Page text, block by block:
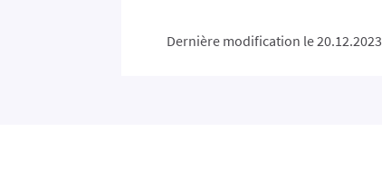
Dernière modification le 20.12.2023